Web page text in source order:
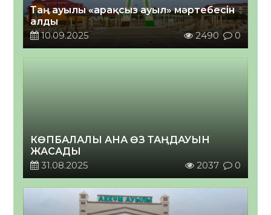
Таң ауылы «арақсыз ауыл» мәртебесін
алды
10.09.2025
2490 0
КӨПБАЛАЛЫ АНА ӨЗ ТАҢДАУЫН
ЖАСАДЫ
31.08.2025
2037 0